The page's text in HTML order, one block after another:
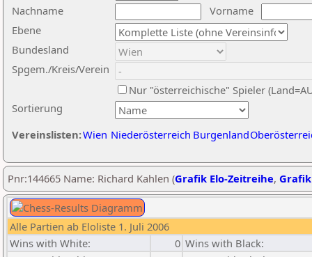
Nachname
Vorname
Ebene
Sortierung
Bundesland
Spgem./Kreis/Verein
Nur "österreichische" Spieler
Vereinslisten:Wien Niederösterreich Burgenland
Pnr:144665 Name: Richard Kahlen (Grafik Elo-Zeitreihe,
Alle Partien ab Eloliste 1. Juli 2006
Wins with White:
0 Wins with Black: